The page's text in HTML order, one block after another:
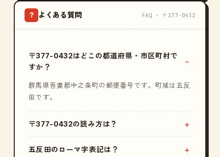
? よくある質問 FAQ · 〒377-0432
〒377-0432はどこの都道府県・市区町村で
すか？
群馬県吾妻郡中之条町の郵便番号です。町域は五反
田です。
〒377-0432の読み方は？
五反田のローマ字表記は？